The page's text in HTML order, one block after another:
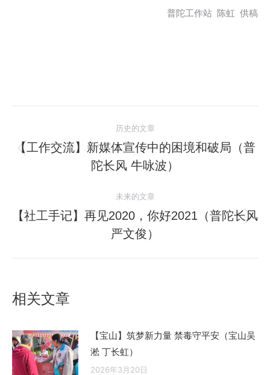
普陀工作站 陈虹 供稿
章
历史的文章
历
史
章：
【工作交流】新媒体宣传中的困境和破局（普
陀长风 牛咏波）
未来的文章
未
来
的
【社工手记】再见2020，你好2021（普陀长风
严文俊）
相关文章
【宝山】筑梦新力量 禁毒守平安（宝山吴
淞 丁长虹）
2026年3月20日